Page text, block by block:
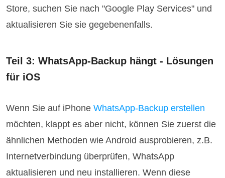
Store, suchen Sie nach "Google Play Services" und
aktualisieren Sie sie gegebenenfalls.
Teil 3: WhatsApp-Backup hängt - Lösungen
für iOS
Wenn Sie auf iPhoneWhatsApp-Backup erstellen
möchten, klappt es aber nicht, können Sie zuerst die
ähnlichen Methoden wie Android ausprobieren, z.B.
Internetverbindung überprüfen, WhatsApp
aktualisieren und neu installieren. Wenn diese